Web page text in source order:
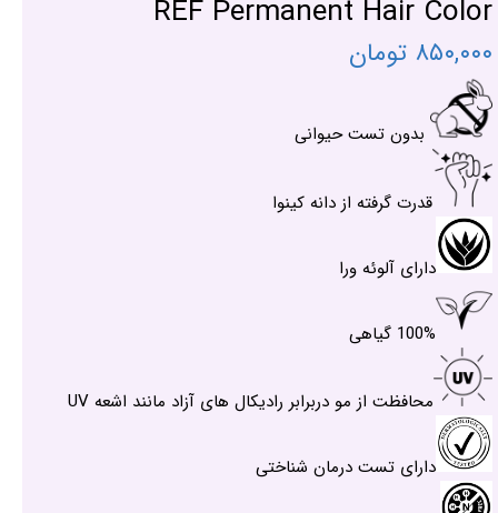
REF Permanent Hair Color
۸۵۰,۰۰۰ تومان
بدون تست حیوانی
قدرت گرفته از دانه کینوا
دارای آلوئه ورا
100% گیاهی
محافظت از مو دربرابر رادیکال های آزاد مانند اشعه UV
دارای تست درمان شناختی